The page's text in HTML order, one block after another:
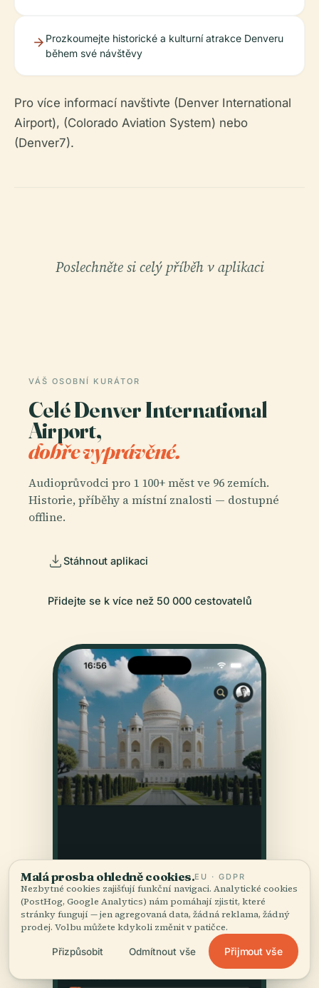
Prozkoumejte historické a kulturní atrakce Denveru
během své návštěvy
Pro více informací navštivte (Denver International
Airport), (Colorado Aviation System) nebo
(Denver7).
Poslechněte si celý příběh v aplikaci
VÁŠ OSOBNÍ KURÁTOR
Celé Denver International
Airport,
dobře vyprávěné.
Audioprůvodci pro 1 100+ měst ve 96 zemích.
Historie, příběhy a místní znalosti — dostupné
offline.
Stáhnout aplikaci
Přidejte se k více než 50 000 cestovatelů
Malá prosba ohledně cookies.EU · GDPR
Nezbytné cookies zajišťují funkční navigaci. Analytické cookies
(PostHog, Google Analytics) nám pomáhají zjistit, které
stránky fungují — jen agregovaná data, žádná reklama, žádný
prodej. Volbu můžete kdykoli změnit v patičce.
Přizpůsobit Odmítnout vše Přijmout vše